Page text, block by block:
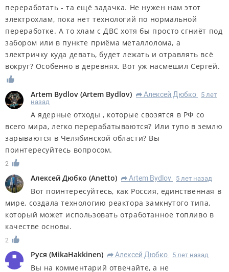
переработать - та ещё задачка. Не нужен нам этот
электрохлам, пока нет технологий по нормальной
переработке. А то хлам с ДВС хотя бы просто сгниёт под
забором или в пункте приёма металлолома, а
электричку куда девать, будет лежать и отравлять всё
вокруг? Особенно в деревнях. Вот уж насмешил Сергей.
Artem Bydlov (Artem Bydlov) R Алексей Дюбко
5 лет
назад
А ядерные отходы , которые свозятся в РФ со
всего мира, легко перерабатываются? Или тупо в землю
зарываются в Челябинской области? Вы
поинтересуйтесь вопросом.
2
Алексей Дюбко (Anetto) R Artem Bydlov 5 лет назад
Вот поинтересуйтесь, как Россия, единственная в
мире, создала технологию реактора замкнутого типа,
который может использовать отработанное топливо в
качестве основы.
2
Руся (MikaHakkinen) R Алексей Дюбко 5 лет назад
Вы на комментарий отвечайте, а не